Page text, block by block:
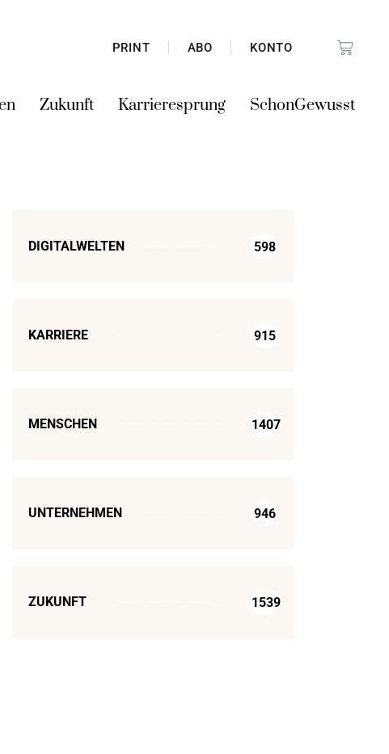
PRINT ABO KONTO
Zukunft Karrieresprung SchonGewusst
DIGITALWELTEN 598
KARRIERE 915
MENSCHEN 1407
UNTERNEHMEN 946
ZUKUNFT 1539